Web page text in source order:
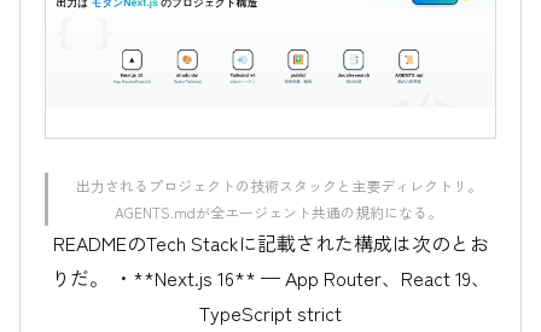
出力されるプロジェクトの技術スタックと主要ディレクトリ。
AGENTS.mdが全エージェント共通の規約になる。
READMEのTech Stackに記載された構成は次のとお
りだ。 ・**Next.js 16** — App Router、React 19、
TypeScript strict